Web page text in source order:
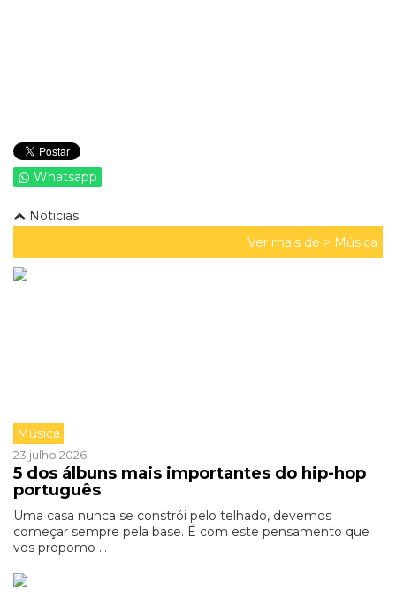
Whatsapp
Noticias
Ver mais de > Música
Música
23 julho 2026
5 dos álbuns mais importantes do hip-hop
português
Uma casa nunca se constrói pelo telhado, devemos
começar sempre pela base. É com este pensamento que
vos propomo ...